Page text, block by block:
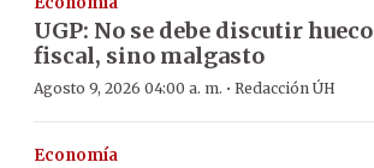
UGP: No se debe discutir hueco
fiscal, sino malgasto
Agosto 9, 2026 04:00 a. m. · Redacción ÚH
Economía